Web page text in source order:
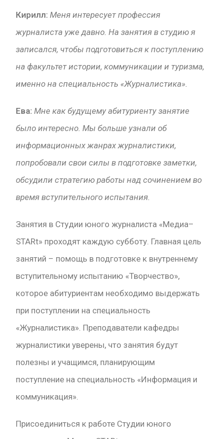
Кирилл: Меня интересует профессия
журналиста уже давно. На занятия в студию я
записался, чтобы подготовиться к поступлению
на факультет истории, коммуникации и туризма,
именно на специальность «Журналистика».
Ева:Мне как будущему абитуриенту занятие
было интересно. Мы больше узнали об
информационных жанрах журналистики,
попробовали свои силы в подготовке заметки,
обсудили стратегию работы над сочинением во
время вступительного испытания.
Занятия в Студии юного журналиста «Медиа–
STARt» проходят каждую субботу. Главная цель
занятий – помощь в подготовке к внутреннему
вступительному испытанию «Творчество»,
которое абитуриентам необходимо выдержать
при поступлении на специальность
«Журналистика». Преподаватели кафедры
журналистики уверены, что занятия будут
полезны и учащимся, планирующим
поступление на специальность «Информация и
коммуникация».
Присоединиться к работе Студии юного